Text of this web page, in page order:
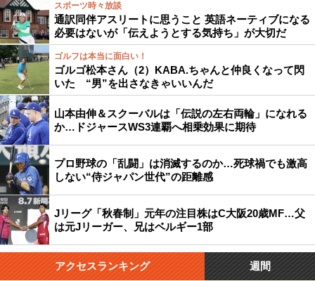
スポーツ時々放談
通訳同伴アスリートに思うこと 英語ネーティブになる
必要はないが「伝えようとする気持ち」が大切だ
ゴルフは本当に面白い！
ゴルゴ松本さん（2）KABA.ちゃんと仲良くなって閃
いた “男”を出さなきゃいいんだ
山本由伸＆スクーバルは「伝説の左右両輪」になれる
か…ドジャースWS3連覇へ相乗効果に期待
プロ野球の「乱闘」は消滅するのか…死球禍でも激高
しない“侍ジャパン世代”の距離感
Jリーグ「秋春制」元年の注目株はC大阪20歳MF…父
は元Jリーガー、兄はベルギー1部
アクセスランキング 週間